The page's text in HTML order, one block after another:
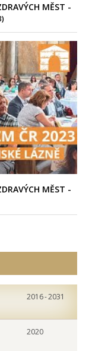
MĚST -
MĚST -
2016-2031
2020